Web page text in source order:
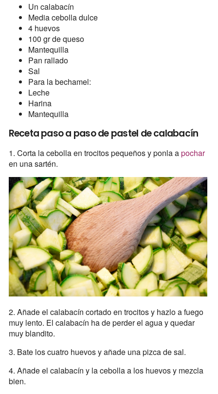
Un calabacín
Media cebolla dulce
4 huevos
100 gr de queso
Mantequilla
Pan rallado
Sal
Para la bechamel:
Leche
Harina
Mantequilla
Receta paso a paso de pastel de calabacín
1. Corta la cebolla en trocitos pequeños y ponla apochar
en una sartén.
2. Añade el calabacín cortado en trocitos y hazlo a fuego
muy lento. El calabacín ha de perder el agua y quedar
muy blandito.
3. Bate los cuatro huevos y añade una pizca de sal.
4. Añade el calabacín y la cebolla a los huevos y mezcla
bien.